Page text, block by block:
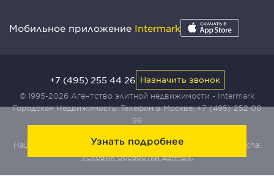
Узнать подробнее
Мобильное приложение Intermark
© 1995-2026 Агентство элитной недвижимости - Intermark
Городская Недвижимость. Телефон в Москве:+7 (495) 252 00
99
Наш сайт защищен с помощью сервиса Yandex SmartCaptcha:
Условия обработки данных.
+7 (495) 255 44 26 Назначить звонок